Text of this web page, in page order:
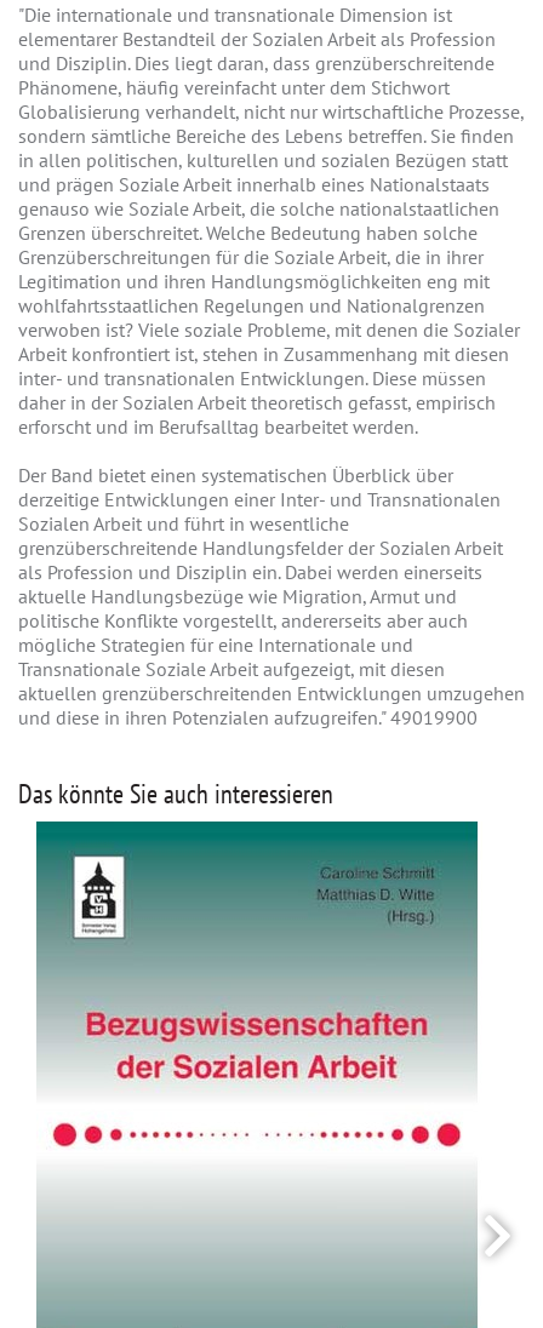
"Die internationale und transnationale Dimension ist
elementarer Bestandteil der Sozialen Arbeit als Profession
und Disziplin. Dies liegt daran, dass grenzüberschreitende
Phänomene, häufig vereinfacht unter dem Stichwort
Globalisierung verhandelt, nicht nur wirtschaftliche Prozesse,
sondern sämtliche Bereiche des Lebens betreffen. Sie finden
in allen politischen, kulturellen und sozialen Bezügen statt
und prägen Soziale Arbeit innerhalb eines Nationalstaats
genauso wie Soziale Arbeit, die solche nationalstaatlichen
Grenzen überschreitet. Welche Bedeutung haben solche
Grenzüberschreitungen für die Soziale Arbeit, die in ihrer
Legitimation und ihren Handlungsmöglichkeiten eng mit
wohlfahrtsstaatlichen Regelungen und Nationalgrenzen
verwoben ist? Viele soziale Probleme, mit denen die Sozialer
Arbeit konfrontiert ist, stehen in Zusammenhang mit diesen
inter- und transnationalen Entwicklungen. Diese müssen
daher in der Sozialen Arbeit theoretisch gefasst, empirisch
erforscht und im Berufsalltag bearbeitet werden.
Der Band bietet einen systematischen Überblick über
derzeitige Entwicklungen einer Inter- und Transnationalen
Sozialen Arbeit und führt in wesentliche
grenzüberschreitende Handlungsfelder der Sozialen Arbeit
als Profession und Disziplin ein. Dabei werden einerseits
aktuelle Handlungsbezüge wie Migration, Armut und
politische Konflikte vorgestellt, andererseits aber auch
mögliche Strategien für eine Internationale und
Transnationale Soziale Arbeit aufgezeigt, mit diesen
aktuellen grenzüberschreitenden Entwicklungen umzugehen
und diese in ihren Potenzialen aufzugreifen." 49019900
Das könnte Sie auch interessieren